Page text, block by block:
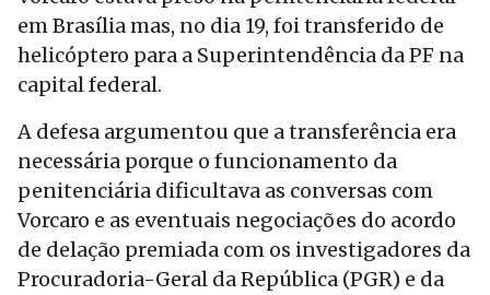
em Brasília mas, no dia 19, foi transferido de
helicóptero para a Superintendência da PF na
capital federal.
A defesa argumentou que a transferência era
necessária porque o funcionamento da
penitenciária dificultava as conversas com
Vorcaro e as eventuais negociações do acordo
de delação premiada com os investigadores da
Procuradoria-Geral da República (PGR) e da